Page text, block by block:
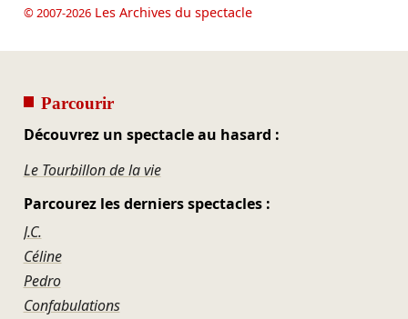
© 2007-2026Les Archives du spectacle
Parcourir
Découvrez un spectacle au hasard :
Le Tourbillon de la vie
Parcourez les derniers spectacles :
J.C.
Céline
Pedro
Confabulations